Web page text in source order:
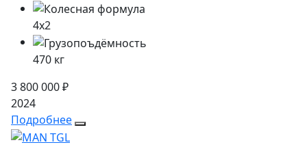
4x2
470 кг
3 800 000 ₽
2024
Подробнее